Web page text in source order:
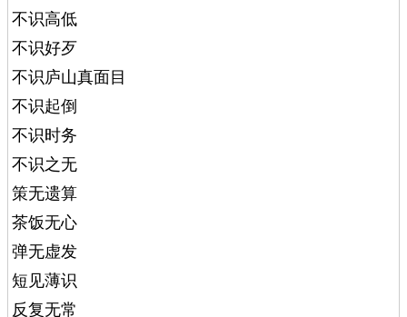
不识高低
不识好歹
不识庐山真面目
不识起倒
不识时务
不识之无
策无遗算
茶饭无心
弹无虚发
短见薄识
反复无常